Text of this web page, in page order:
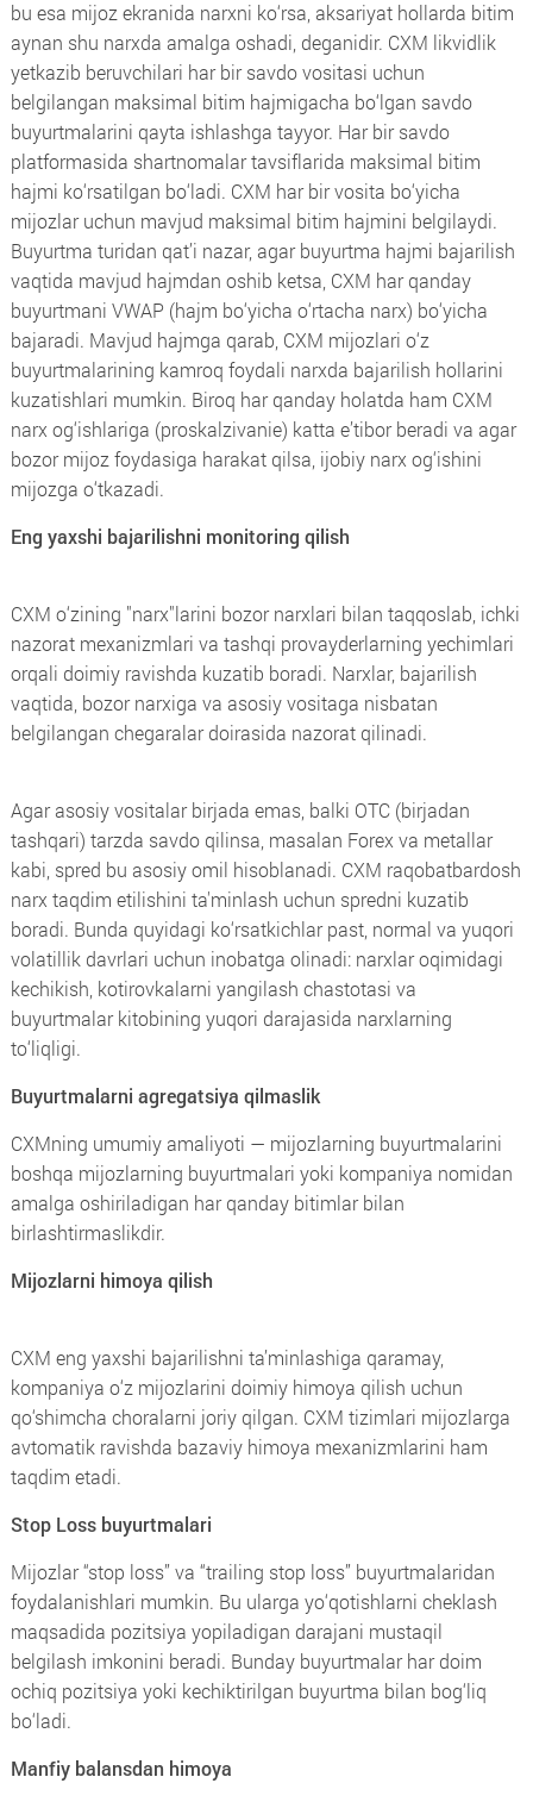
bu esa mijoz ekranida narxni ko‘rsa, aksariyat hollarda bitim
aynan shu narxda amalga oshadi, deganidir. CXM likvidlik
yetkazib beruvchilari har bir savdo vositasi uchun
belgilangan maksimal bitim hajmigacha bo‘lgan savdo
buyurtmalarini qayta ishlashga tayyor. Har bir savdo
platformasida shartnomalar tavsiflarida maksimal bitim
hajmi ko‘rsatilgan bo‘ladi. CXM har bir vosita bo‘yicha
mijozlar uchun mavjud maksimal bitim hajmini belgilaydi.
Buyurtma turidan qat’i nazar, agar buyurtma hajmi bajarilish
vaqtida mavjud hajmdan oshib ketsa, CXM har qanday
buyurtmani VWAP (hajm bo‘yicha o‘rtacha narx) bo‘yicha
bajaradi. Mavjud hajmga qarab, CXM mijozlari o‘z
buyurtmalarining kamroq foydali narxda bajarilish hollarini
kuzatishlari mumkin. Biroq har qanday holatda ham CXM
narx og‘ishlariga (proskalzivanie) katta e’tibor beradi va agar
bozor mijoz foydasiga harakat qilsa, ijobiy narx og‘ishini
mijozga o‘tkazadi.
Eng yaxshi bajarilishni monitoring qilish
CXM o‘zining "narx"larini bozor narxlari bilan taqqoslab, ichki
nazorat mexanizmlari va tashqi provayderlarning yechimlari
orqali doimiy ravishda kuzatib boradi. Narxlar, bajarilish
vaqtida, bozor narxiga va asosiy vositaga nisbatan
belgilangan chegaralar doirasida nazorat qilinadi.
Agar asosiy vositalar birjada emas, balki OTC (birjadan
tashqari) tarzda savdo qilinsa, masalan Forex va metallar
kabi, spred bu asosiy omil hisoblanadi. CXM raqobatbardosh
narx taqdim etilishini ta'minlash uchun spredni kuzatib
boradi. Bunda quyidagi ko‘rsatkichlar past, normal va yuqori
volatillik davrlari uchun inobatga olinadi: narxlar oqimidagi
kechikish, kotirovkalarni yangilash chastotasi va
buyurtmalar kitobining yuqori darajasida narxlarning
to‘liqligi.
Buyurtmalarni agregatsiya qilmaslik
CXMning umumiy amaliyoti — mijozlarning buyurtmalarini
boshqa mijozlarning buyurtmalari yoki kompaniya nomidan
amalga oshiriladigan har qanday bitimlar bilan
birlashtirmaslikdir.
Mijozlarni himoya qilish
CXM eng yaxshi bajarilishni ta’minlashiga qaramay,
kompaniya o‘z mijozlarini doimiy himoya qilish uchun
qo‘shimcha choralarni joriy qilgan. CXM tizimlari mijozlarga
avtomatik ravishda bazaviy himoya mexanizmlarini ham
taqdim etadi.
Stop Loss buyurtmalari
Mijozlar “stop loss” va “trailing stop loss” buyurtmalaridan
foydalanishlari mumkin. Bu ularga yo‘qotishlarni cheklash
maqsadida pozitsiya yopiladigan darajani mustaqil
belgilash imkonini beradi. Bunday buyurtmalar har doim
ochiq pozitsiya yoki kechiktirilgan buyurtma bilan bog‘liq
bo‘ladi.
Manfiy balansdan himoya